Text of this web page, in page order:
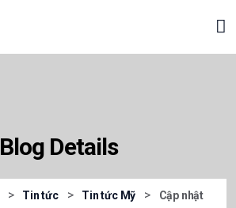
Blog Details
> Tin tức > Tin tức Mỹ >
Cập nhật